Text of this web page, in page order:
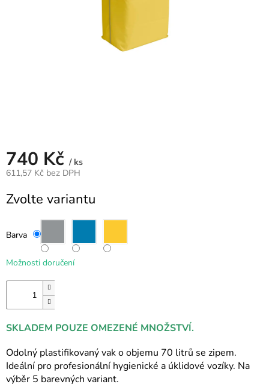
740 Kč / ks
611,57 Kč bez DPH
cena:
Zvolte variantu
Barva
Možnosti doručení
SKLADEM POUZE OMEZENÉ MNOŽSTVÍ.
Odolný plastifikovaný vak o objemu 70 litrů se zipem.
Ideální pro profesionální hygienické a úklidové vozíky. Na
výběr 5 barevných variant.